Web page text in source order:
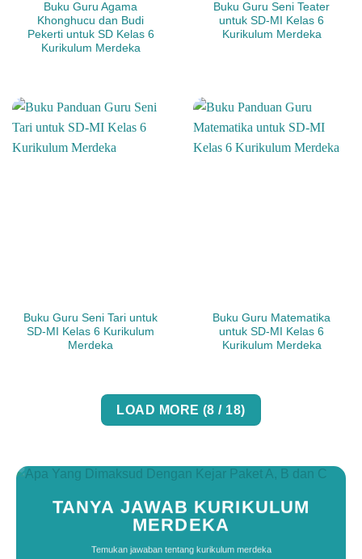
Buku Guru Agama
Khonghucu dan Budi
Pekerti untuk SD Kelas 6
Kurikulum Merdeka
Buku Guru Seni Teater
untuk SD-MI Kelas 6
Kurikulum Merdeka
Buku Guru Seni Tari untuk
SD-MI Kelas 6 Kurikulum
Merdeka
Buku Guru Matematika
untuk SD-MI Kelas 6
Kurikulum Merdeka
LOAD MORE (8 / 18)
TANYA JAWAB KURIKULUM
MERDEKA
Temukan jawaban tentang kurikulum merdeka